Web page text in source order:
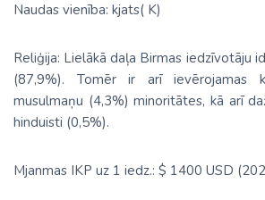
Naudas vienība: kjats( K)
Reliģija: Lielākā daļa Birmas iedzīvotāju
(87,9%). Tomēr ir arī ievērojamas
musulmaņu (4,3%) minoritātes, kā arī
hinduisti (0,5%).
Mjanmas IKP uz 1 iedz.: $ 1400 USD